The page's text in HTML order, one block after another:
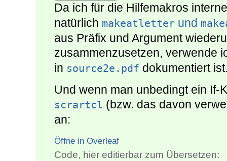
Da ich für die Hilfemakros
natürlich makeatletter und
aus Präfix und Argument
zusammenzusetzen, verwende
in source2e.pdf dokumentiert
Und wenn man unbedingt ein If-
scrartcl (bzw. das davon
an:
Öffne in Overleaf
Code, hier editierbar zum Übersetzen: